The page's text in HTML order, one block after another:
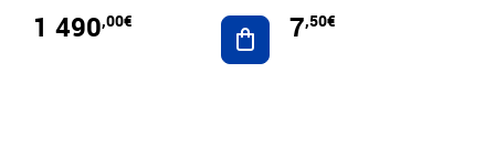
1 490,00€ Ajouter au panier
7,50€